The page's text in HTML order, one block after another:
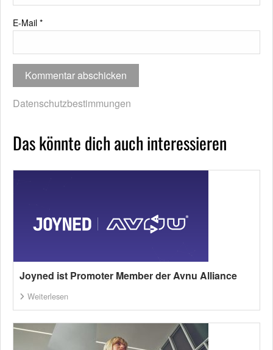
E-Mail *
Datenschutzbestimmungen
Das könnte dich auch interessieren
Joyned ist Promoter Member der Avnu Alliance
Weiterlesen